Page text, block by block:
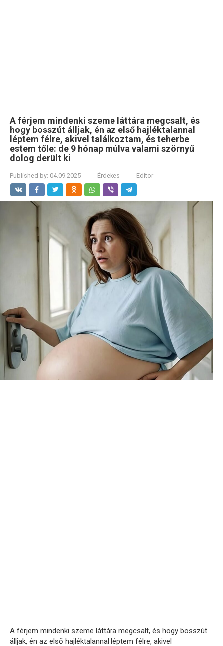
A férjem mindenki szeme láttára megcsalt, és
hogy bosszút álljak, én az első hajléktalannal
léptem félre, akivel találkoztam, és teherbe
estem tőle: de 9 hónap múlva valami szörnyű
dolog derült ki
Published by: 04.09.2025 Érdekes Editor
A férjem mindenki szeme láttára megcsalt, és hogy bosszút
álljak, én az első hajléktalannal léptem félre, akivel